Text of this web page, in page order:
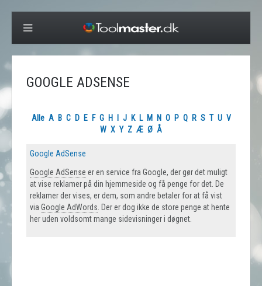
GOOGLE ADSENSE
Alle A B C D E F G H J K L M N O P Q R S T U V
W X Y Z Æ Ø Å
Google AdSense
Google AdSense er en service fra Google, der gør det muligt
at vise reklamer på din hjemmeside og få penge for det. De
reklamer der vises, er dem, som andre betaler for at få vist
via Google AdWords . Der er dog ikke de store penge at hente
her uden voldsomt mange sidevisninger i døgnet.